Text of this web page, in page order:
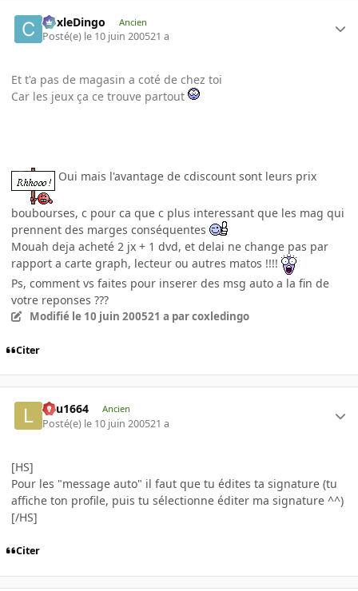
CoxleDingo Ancien
Posté(e) le 10 juin 200521 a
Et t'a pas de magasin a coté de chez toi
Car les jeux ça ce trouve partout
Oui mais l'avantage de cdiscount sont leurs prix
boubourses, c pour ca que c plus interessant que les mag qui
prennent des marges conséquentes
Mouah deja acheté 2 jx + 1 dvd, et delai ne change pas par
rapport a carte graph, lecteur ou autres matos !!!!
Ps, comment vs faites pour inserer des msg auto a la fin de
votre reponses ???
Modifié le 10 juin 200521 a par coxledingo
Citer
lulu1664 Ancien
Posté(e) le 10 juin 200521 a
[HS]
Pour les "message auto" il faut que tu édites ta signature (tu
affiche ton profile, puis tu sélectionne éditer ma signature ^^)
[/HS]
Citer